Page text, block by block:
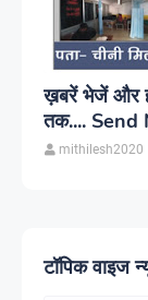
ख़बरें भेजें और हम पहुंचाएंगे,
तक.... Send
mithilesh2020
टॉपिक वाइज